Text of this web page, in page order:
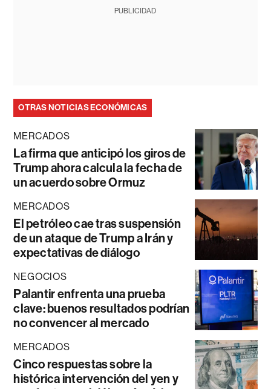
PUBLICIDAD
OTRAS NOTICIAS ECONÓMICAS
MERCADOS
La firma que anticipó los giros de
Trump ahora calcula la fecha de
un acuerdo sobre Ormuz
MERCADOS
El petróleo cae tras suspensión
de un ataque de Trump a Irán y
expectativas de diálogo
NEGOCIOS
Palantir enfrenta una prueba
clave: buenos resultados podrían
no convencer al mercado
MERCADOS
Cinco respuestas sobre la
histórica intervención del yen y